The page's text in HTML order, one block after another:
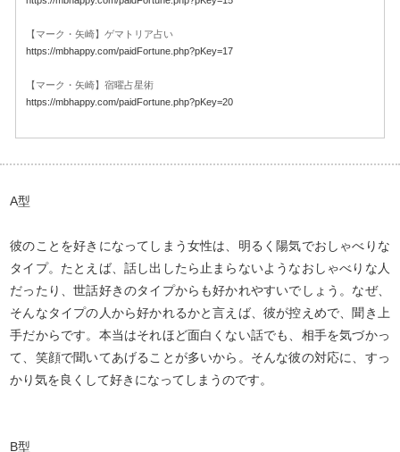
【マーク・矢崎】ゲマトリア占い
https://mbhappy.com/paidFortune.php?pKey=17
【マーク・矢崎】宿曜占星術
https://mbhappy.com/paidFortune.php?pKey=20
A型
彼のことを好きになってしまう女性は、明るく陽気でおしゃべりな
タイプ。たとえば、話し出したら止まらないようなおしゃべりな人
だったり、世話好きのタイプからも好かれやすいでしょう。なぜ、
そんなタイプの人から好かれるかと言えば、彼が控えめで、聞き上
手だからです。本当はそれほど面白くない話でも、相手を気づかっ
て、笑顔で聞いてあげることが多いから。そんな彼の対応に、すっ
かり気を良くして好きになってしまうのです。
B型